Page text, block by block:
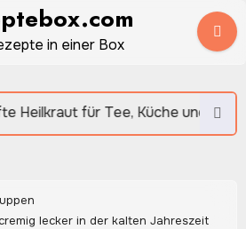
in einer Box
und Hausmittel
lecker in der kalten Jahreszeit